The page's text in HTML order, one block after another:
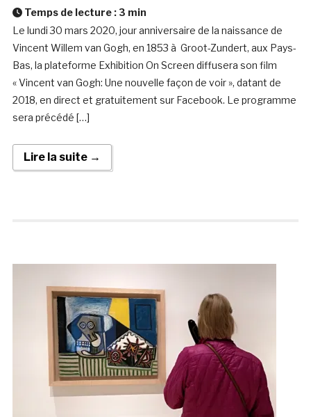
Temps de lecture : 3 min
Le lundi 30 mars 2020, jour anniversaire de la naissance de
Vincent Willem van Gogh, en 1853 à Groot-Zundert, aux Pays-
Bas, la plateforme Exhibition On Screen diffusera son film
« Vincent van Gogh: Une nouvelle façon de voir », datant de
2018, en direct et gratuitement sur Facebook. Le programme
sera précédé […]
Lire la suite →